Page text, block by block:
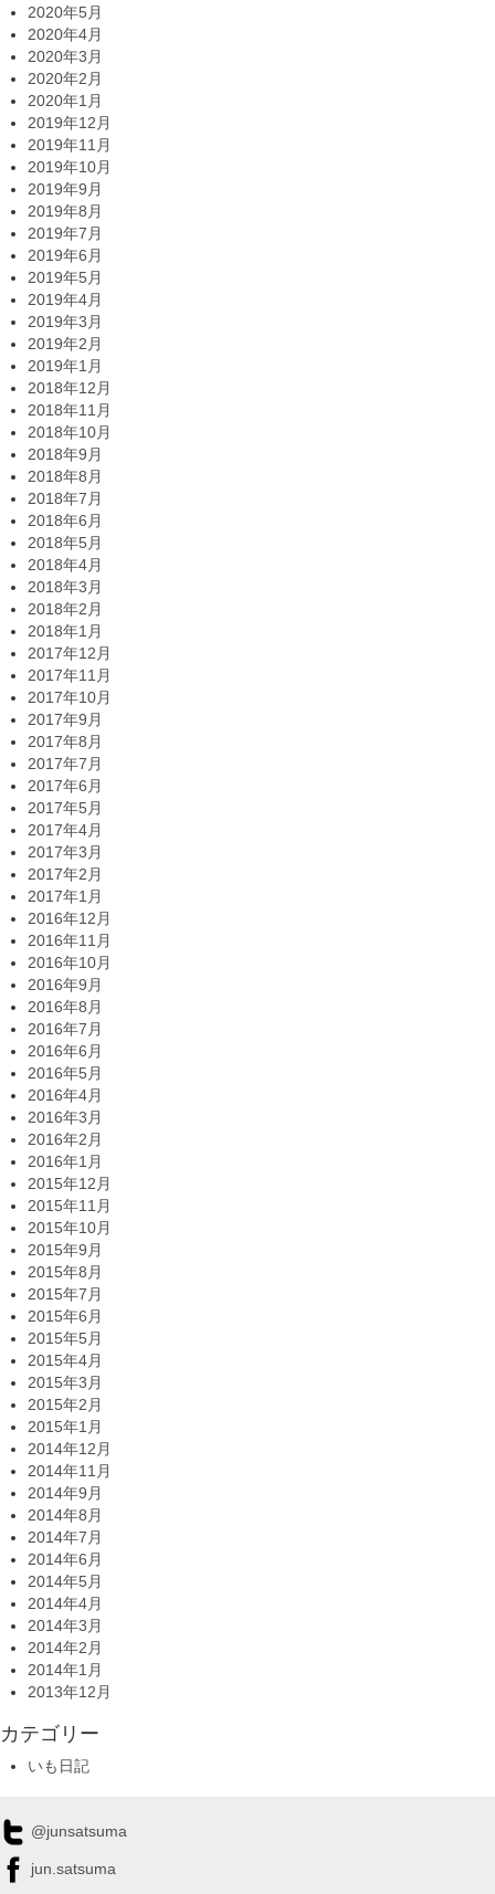
2020年5月
2020年4月
2020年3月
2020年2月
2020年1月
2019年12月
2019年11月
2019年10月
2019年9月
2019年8月
2019年7月
2019年6月
2019年5月
2019年4月
2019年3月
2019年2月
2019年1月
2018年12月
2018年11月
2018年10月
2018年9月
2018年8月
2018年7月
2018年6月
2018年5月
2018年4月
2018年3月
2018年2月
2018年1月
2017年12月
2017年11月
2017年10月
2017年9月
2017年8月
2017年7月
2017年6月
2017年5月
2017年4月
2017年3月
2017年2月
2017年1月
2016年12月
2016年11月
2016年10月
2016年9月
2016年8月
2016年7月
2016年6月
2016年5月
2016年4月
2016年3月
2016年2月
2016年1月
2015年12月
2015年11月
2015年10月
2015年9月
2015年8月
2015年7月
2015年6月
2015年5月
2015年4月
2015年3月
2015年2月
2015年1月
2014年12月
2014年11月
2014年9月
2014年8月
2014年7月
2014年6月
2014年5月
2014年4月
2014年3月
2014年2月
2014年1月
2013年12月
カテゴリー
いも日記
@junsatsuma
jun.satsuma